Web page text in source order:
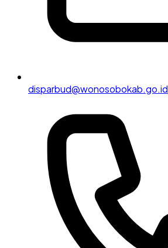
disparbud@wonosobokab.go.id